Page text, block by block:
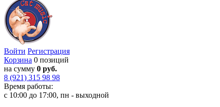
Войти Регистрация
Корзина 0 позиций
на сумму 0 руб.
8 (921) 315 98 98
Время работы:
с 10:00 до 17:00, пн - выходной